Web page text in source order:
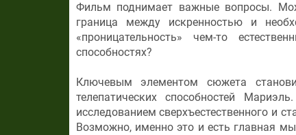
Фильм поднимает важные вопросы.
граница между искренностью и
«проницательность» чем-то
способностях?
Ключевым элементом сюжета
телепатических способностей
исследованием сверхъестественного и
Возможно, именно это и есть главная